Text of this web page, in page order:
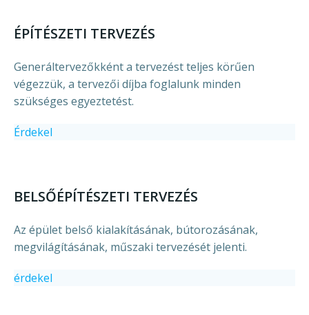
ÉPÍTÉSZETI TERVEZÉS
Generáltervezőkként a tervezést teljes körűen
végezzük, a tervezői díjba foglalunk minden
szükséges egyeztetést.
Érdekel
BELSŐÉPÍTÉSZETI TERVEZÉS
Az épület belső kialakításának, bútorozásának,
megvilágításának, műszaki tervezését jelenti.
érdekel